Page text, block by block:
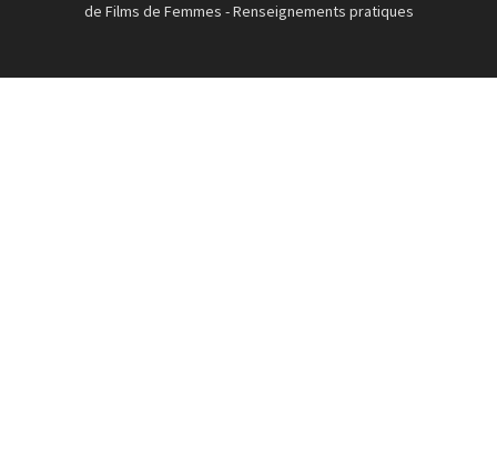
de Films de Femmes -Renseignements pratiques